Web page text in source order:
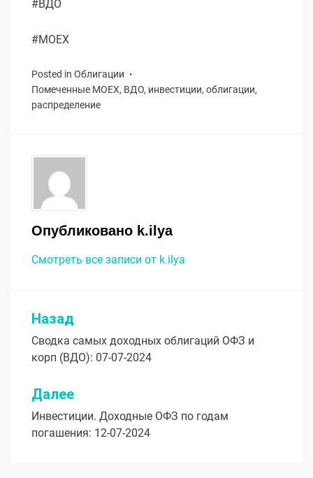
#ВДО
#MOEX
Posted in Облигации
Помеченные MOEX, ВДО, инвестиции, облигации,
распределение
Опубликовано k.ilya
Смотреть все записи от k.ilya
Навигация
по
записям
Назад
Сводка самых доходных облигаций ОФЗ и
корп (ВДО): 07-07-2024
Далее
Инвестиции. Доходные ОФЗ по годам
погашения: 12-07-2024